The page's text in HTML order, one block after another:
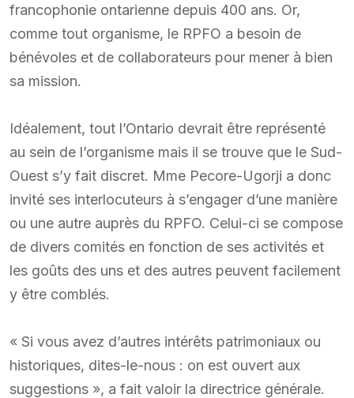
francophonie ontarienne depuis 400 ans. Or,
comme tout organisme, le RPFO a besoin de
bénévoles et de collaborateurs pour mener à bien
sa mission.
Idéalement, tout l’Ontario devrait être représenté
au sein de l’organisme mais il se trouve que le Sud-
Ouest s’y fait discret. Mme Pecore-Ugorji a donc
invité ses interlocuteurs à s’engager d’une manière
ou une autre auprès du RPFO. Celui-ci se compose
de divers comités en fonction de ses activités et
les goûts des uns et des autres peuvent facilement
y être comblés.
« Si vous avez d’autres intérêts patrimoniaux ou
historiques, dites-le-nous : on est ouvert aux
suggestions », a fait valoir la directrice générale.